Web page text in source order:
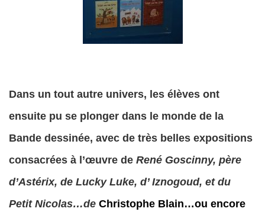
Dans un tout autre univers, les élèves ont
ensuite pu se plonger dans le monde de la
Bande dessinée, avec de très belles expositions
consacrées à l’œuvre de René Goscinny, père
d’Astérix, de Lucky Luke, d’ Iznogoud, et du
Petit Nicolas…de Christophe Blain…ou encore